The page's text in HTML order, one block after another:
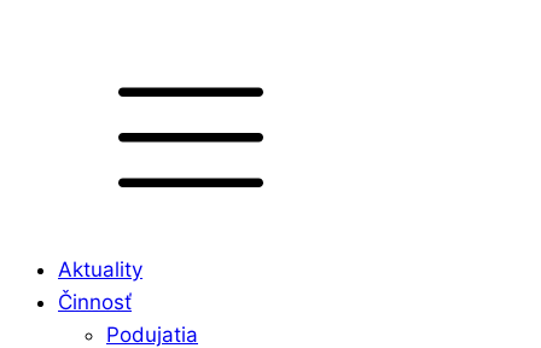
Aktuality
Činnosť
Podujatia